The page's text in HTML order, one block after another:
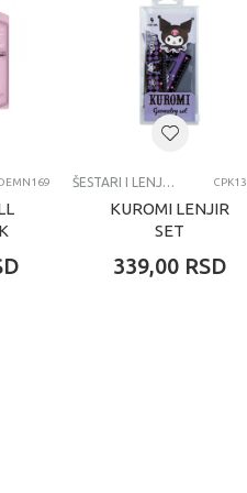
DEMN169 ŠESTARI I LENJIRI
KUROMI LENJIR
SET
339,00 RSD